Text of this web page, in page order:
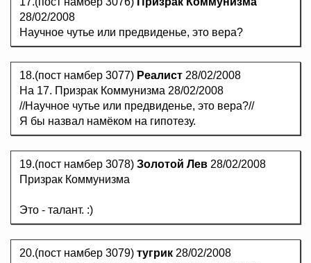
28/02/2008
Научное чутье или предвиденье, это вера?
18.(пост намбер 3077) Реалист 28/02/2008
На 17. Призрак Коммунизма 28/02/2008
//Научное чутье или предвиденье, это вера?//
Я бы назвал намёком на гипотезу.
19.(пост намбер 3078) Золотой Лев 28/02/2008
Призрак Коммунизма
Это - талант. :)
20.(пост намбер 3079) тугрик 28/02/2008